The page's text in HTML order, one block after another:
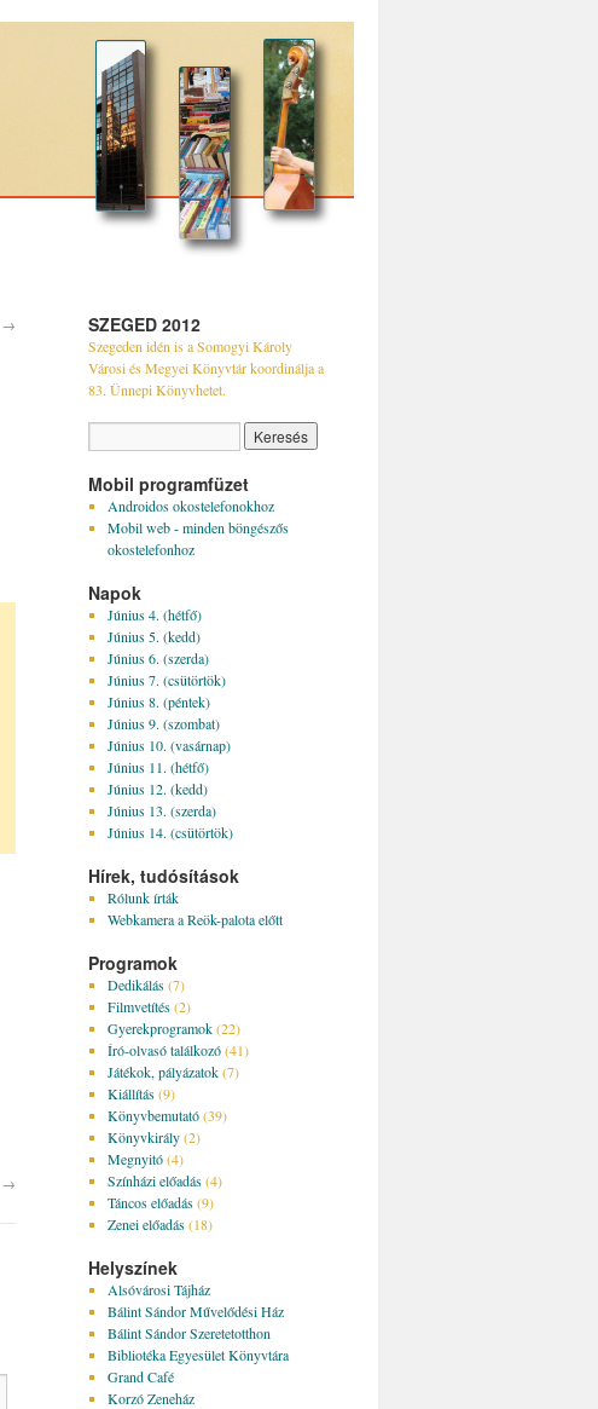
→
→
SZEGED 2012
Szegeden idén is a Somogyi Károly
Városi és Megyei Könyvtár koordinálja a
83. Ünnepi Könyvhetet.
Mobil programfüzet
Androidos okostelefonokhoz
Mobil web - minden böngészős
okostelefonhoz
Napok
Június 4. (hétfő)
Június 5. (kedd)
Június 6. (szerda)
Június 7. (csütörtök)
Június 8. (péntek)
Június 9. (szombat)
Június 10. (vasárnap)
Június 11. (hétfő)
Június 12. (kedd)
Június 13. (szerda)
Június 14. (csütörtök)
Hírek, tudósítások
Rólunk írták
Webkamera a Reök-palota előtt
Programok
Dedikálás(7)
Filmvetítés(2)
Gyerekprogramok(22)
Író-olvasó találkozó(41)
Játékok, pályázatok(7)
Kiállítás(9)
Könyvbemutató(39)
Könyvkirály(2)
Megnyitó(4)
Színházi előadás(4)
Táncos előadás(9)
Zenei előadás(18)
Helyszínek
Alsóvárosi Tájház
Bálint Sándor Művelődési Ház
Bálint Sándor Szeretetotthon
Bibliotéka Egyesület Könyvtára
Grand Café
Korzó Zeneház